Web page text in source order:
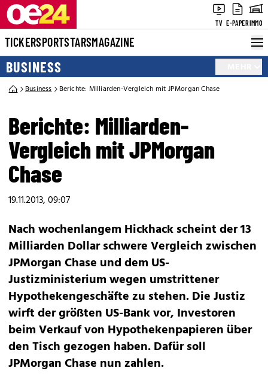
TV E-PAPERIMMO
TICKERSPORTSTARSMAGAZINE
BUSINESS
Business Berichte: Milliarden-Vergleich mit JPMorgan Chase
Berichte: Milliarden-
Vergleich mit JPMorgan
Chase
19.11.2013, 09:07
Nach wochenlangem Hickhack scheint der 13
Milliarden Dollar schwere Vergleich zwischen
JPMorgan Chase und dem US-
Justizministerium wegen umstrittener
Hypothekengeschäfte zu stehen. Die Justiz
wirft der größten US-Bank vor, Investoren
beim Verkauf von Hypothekenpapieren über
den Tisch gezogen haben. Dafür soll
JPMorgan Chase nun zahlen.